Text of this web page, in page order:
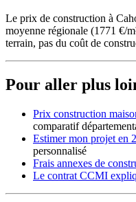
Le prix de construction à
moyenne régionale (1771 €/
terrain, pas du coût de
Pour aller plus
Prix construction
comparatif
Estimer mon projet en
personnalisé
Frais annexes de
Le contrat CCMI